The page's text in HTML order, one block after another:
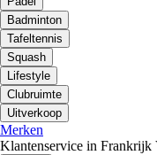
Badminton
Tafeltennis
Squash
Lifestyle
Clubruimte
Uitverkoop
Merken
Klantenservice in Frankrijk